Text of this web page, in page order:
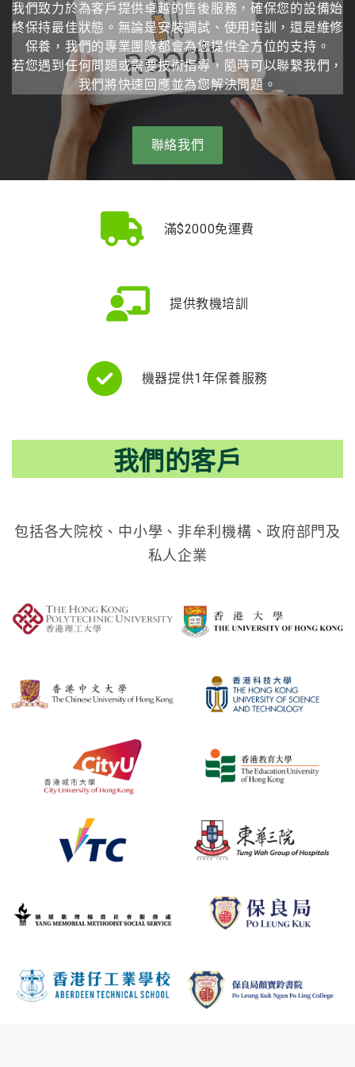
我們致力於為客戶提供卓越的售後服務，確保您的設備始
終保持最佳狀態。無論是安裝調試、使用培訓，還是維修
保養，我們的專業團隊都會為您提供全方位的支持。
若您遇到任何問題或需要技術指導，隨時可以聯繫我們，
我們將快速回應並為您解決問題。
聯絡我們
滿$2000免運費
提供教機培訓
機器提供1年保養服務
我們的客戶
包括各大院校、中小學、非牟利機構、政府部門及
私人企業